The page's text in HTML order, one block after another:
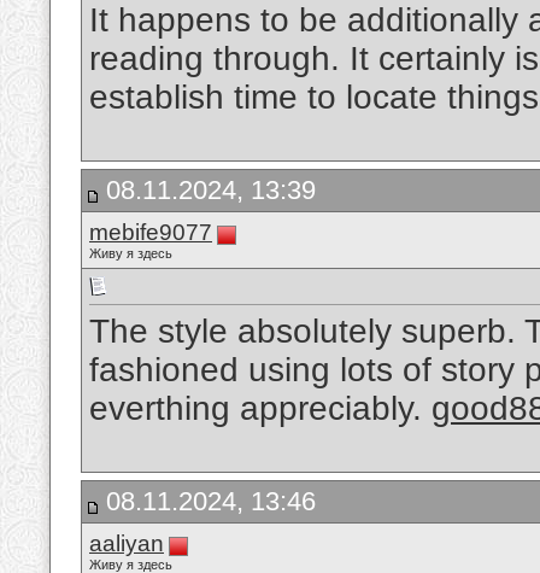
It happens to be additionally
reading through. It certainly
establish time to locate
08.11.2024, 13:39
mebife9077
Живу я здесь
The style absolutely superb.
fashioned using lots of story
everthing appreciably.
08.11.2024, 13:46
aaliyan
Живу я здесь